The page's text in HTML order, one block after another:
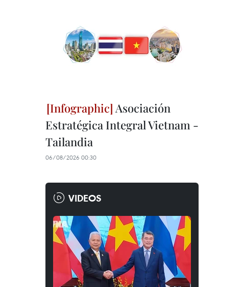
Asociación
Estratégica Integral Vietnam -
Tailandia
06/08/2026 00:30
VIDEOS